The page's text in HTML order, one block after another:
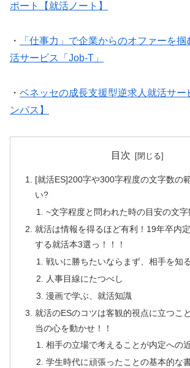
ポート【就活ノート】
・
「仕事力」で企業からのオファーを
活サービス「Job-T」
・ ベネッセの成長支援型逆求人就活サー
ンパス】
目次
[就活ES]200字や300字程度の文字数の
い?
~文字程度と問われた時の目安の文字
就活は情報を得るほど有利！19年卒内
する就活本3選っ！！！
戦いに勝ちたいならまず、相手を知
人事目線にたつべし
漫画で学ぶ、就活知識
就活のESのコツは客観的視点に立つこ
当の心を動かせ！！
相手の立場で考えることが内定への
学生時代に頑張ったことの基本的な